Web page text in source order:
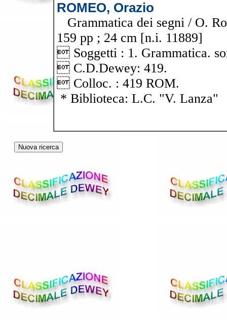
ROMEO, Orazio
Grammatica dei segni / O.
159 pp ; 24 cm [n.i. 11889]
 Soggetti : 1. Grammatica.
 C.D.Dewey: 419.
 Colloc. : 419 ROM.
* Biblioteca: L.C. "V. Lanza"